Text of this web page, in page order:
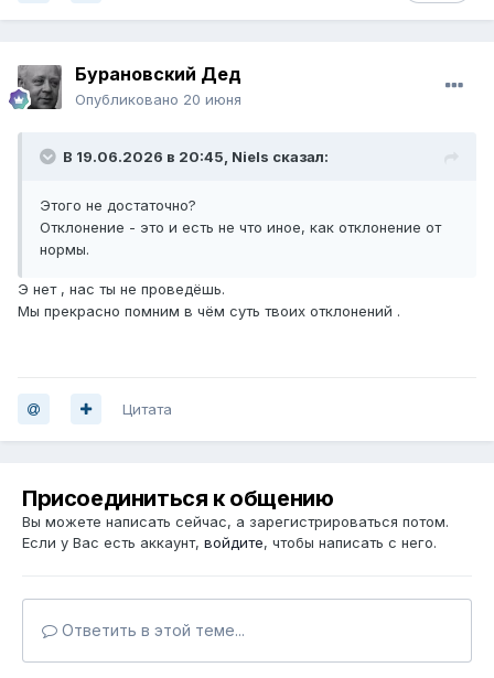
Бурановский Дед
Опубликовано 20 июня
В 19.06.2026 в 20:45, Niels сказал:
Этого не достаточно?
Отклонение - это и есть не что иное, как отклонение от
нормы.
Э нет , нас ты не проведёшь.
Мы прекрасно помним в чём суть твоих отклонений .
Цитата
Присоединиться к общению
Вы можете написать сейчас, а зарегистрироваться потом.
Если у Вас есть аккаунт, войдите, чтобы написать с него.
Ответить в этой теме...